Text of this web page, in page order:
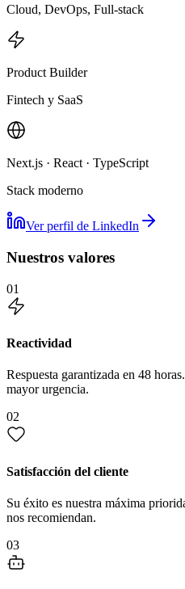
Cloud, DevOps, Full-stack
Product Builder
Fintech y SaaS
Next.js · React · TypeScript
Stack moderno
Ver perfil de LinkedIn
Nuestros valores
01
Reactividad
Respuesta garantizada en 48
mayor urgencia.
02
Satisfacción del cliente
Su éxito es nuestra máxima
nos recomiendan.
03